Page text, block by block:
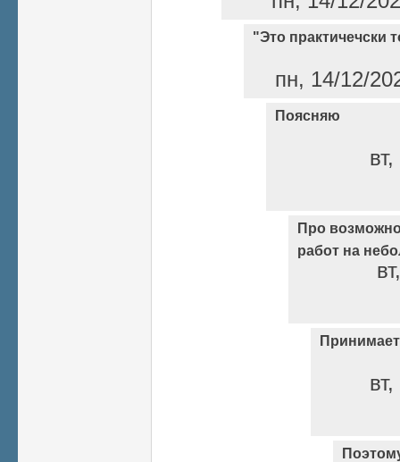
"Это практичечски
пн, 14/12/
Поясняю
Про
работ на